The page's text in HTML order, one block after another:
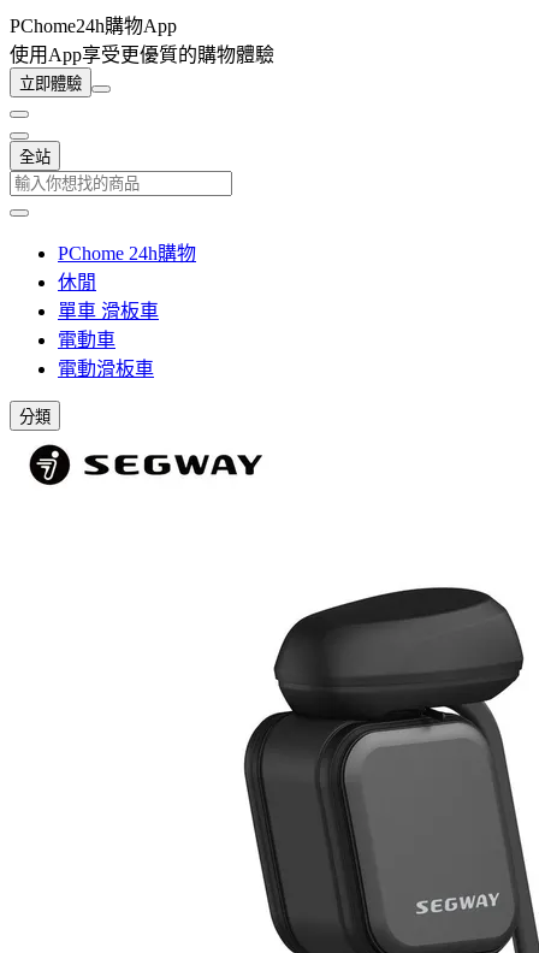
PChome24h購物App
使用App享受更優質的購物體驗
立即體驗
全站
PChome 24h購物
休閒
單車 滑板車
電動車
電動滑板車
分類